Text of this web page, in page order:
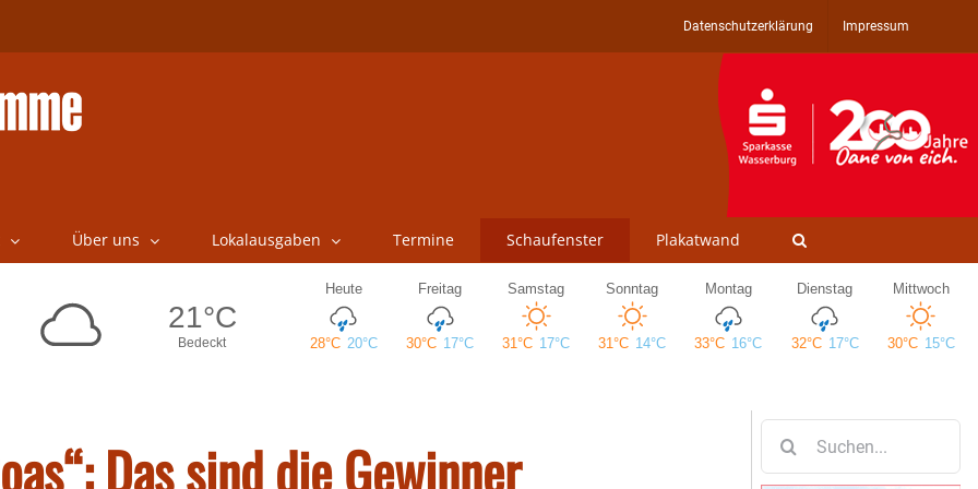
Datenschutzerklärung Impressum
Über uns Lokalausgaben Termine Schaufenster Plakatwand
Das sind die Gewinner
nach: